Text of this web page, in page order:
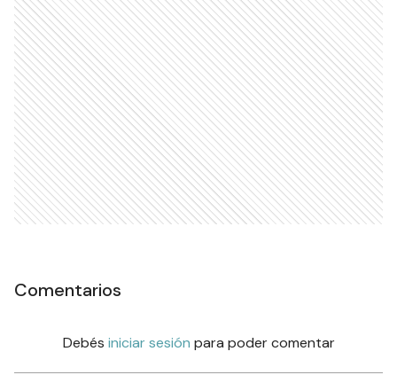
Comentarios
Debés iniciar sesión para poder comentar